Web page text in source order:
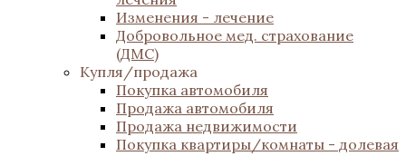
Изменения - лечение
Добровольное мед. страхование
(ДМС)
Купля/продажа
Покупка автомобиля
Продажа автомобиля
Продажа недвижимости
Покупка квартиры/комнаты - долевая